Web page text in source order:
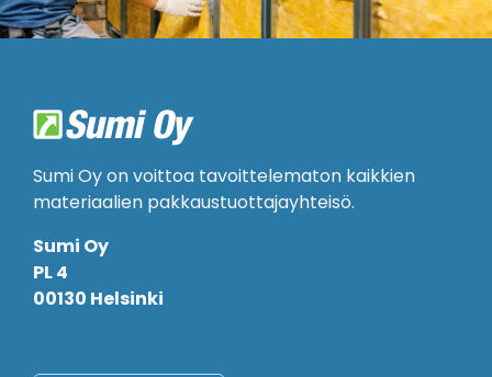
Sumi Oy on voittoa tavoittelematon kaikkien
materiaalien pakkaustuottajayhteisö.
Sumi Oy
PL 4
00130 Helsinki